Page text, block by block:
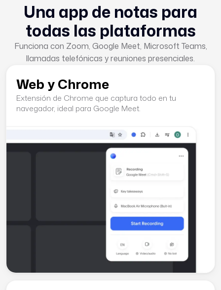
Una app de notas para
todas las plataformas
Funciona con Zoom, Google Meet, Microsoft Teams,
llamadas telefónicas y reuniones presenciales.
Web y Chrome
Extensión de Chrome que captura todo en tu
navegador, ideal para Google Meet.